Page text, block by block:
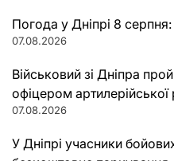
Погода у Дніпрі 8
07.08.2026
Військовий зі Дніпра
офіцером артилерійської
07.08.2026
У Дніпрі учасники